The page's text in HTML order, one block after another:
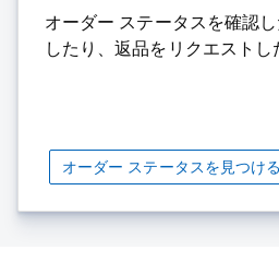
オーダー ステータスを確認
したり、返品をリクエストし
オーダー ステータスを見つける